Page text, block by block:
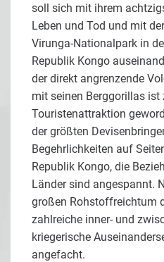
soll sich mit ihrem
Leben und Tod und mit
Virunga-Nationalpark in
Republik Kongo
der direkt angrenzende
mit seinen Berggorillas ist
Touristenattraktion
der größten
Begehrlichkeiten auf
Republik Kongo, die
Länder sind angespannt.
großen Rohstoffreichtum
zahlreiche inner- und
kriegerische
angefacht.